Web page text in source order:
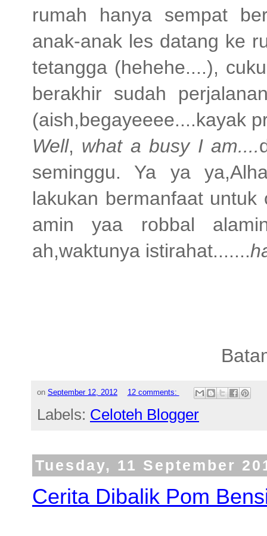
rumah hanya sempat
anak-anak les datang ke
tetangga (hehehe....),
berakhir sudah
(aish,begayeeee....kayak
Well, what a busy I am....
seminggu. Ya ya
lakukan bermanfaat
amin yaa robbal
ah,waktunya istirahat.......
on September 12, 2012 12 comments:
Labels: Celoteh Blogger
Tuesday, 11 September
Cerita Dibalik Pom